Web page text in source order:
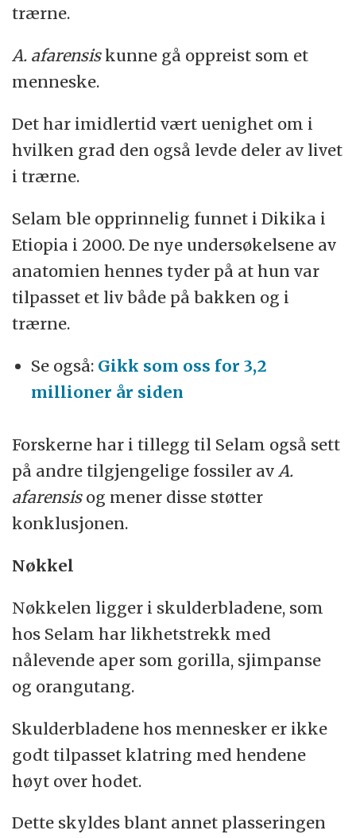
trærne.
A. afarensiskunne gå oppreist som et
menneske.
Det har imidlertid vært uenighet om i
hvilken grad den også levde deler av livet
i trærne.
Selam ble opprinnelig funnet i Dikika i
Etiopia i 2000. De nye undersøkelsene av
anatomien hennes tyder på at hun var
tilpasset et liv både på bakken og i
trærne.
Se også: Gikk som oss for 3,2
millioner år siden
Forskerne har i tillegg til Selam også sett
på andre tilgjengelige fossiler av A.
afarensis og mener disse støtter
konklusjonen.
Nøkkel
Nøkkelen ligger i skulderbladene, som
hos Selam har likhetstrekk med
nålevende aper som gorilla, sjimpanse
og orangutang.
Skulderbladene hos mennesker er ikke
godt tilpasset klatring med hendene
høyt over hodet.
Dette skyldes blant annet plasseringen